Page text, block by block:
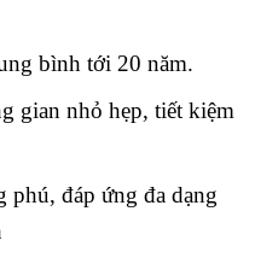
bình tới 20 năm.
gian nhỏ hẹp, tiết kiệm
phú, đáp ứng đa dạng